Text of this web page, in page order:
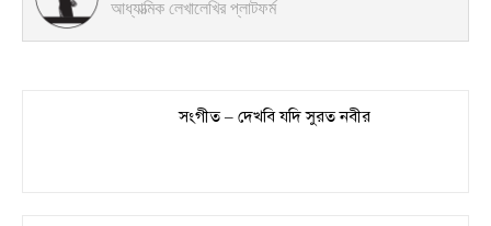
আধ্যাত্মিক লেখালেখির প্লাটফর্ম
সংগীত – দেখবি যদি সুরত নবীর